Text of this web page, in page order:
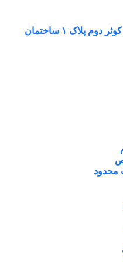
تهران خیابان ستارخان خیابان کوثر دوم پلاک ۱ ساختمان
محدود